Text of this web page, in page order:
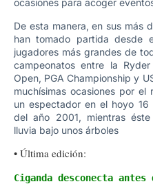
ocasiones para acoger
De esta manera, en sus más
han tomado partida desde
jugadores más grandes de
campeonatos entre la
Open, PGA Championship y
muchísimas ocasiones por
un espectador en el hoyo
del año 2001, mientras
lluvia bajo unos árboles
• Última edición:
Ciganda desconecta antes